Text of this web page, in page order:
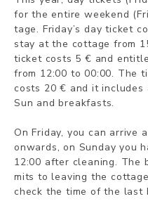
for the en­ti­re wee­kend
ta­ge. Fri­day’s day tic­ket
stay at the cot­ta­ge from
tic­ket costs 5 € and
from 12:00 to 00:00. The
costs 20 € and it inc­lu­des
Sun and break­fasts.
On Fri­day, you can ar­ri­ve
onwards, on Sun­day you
12:00 af­ter clea­ning.
mits to lea­ving the
check the time of the last